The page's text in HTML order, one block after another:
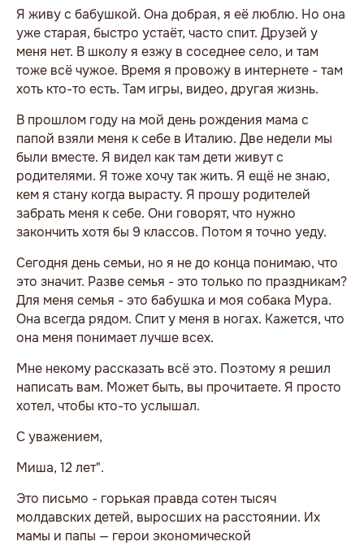
Я живу с бабушкой. Она добрая, я её люблю. Но она
уже старая, быстро устаёт, часто спит. Друзей у
меня нет. В школу я езжу в соседнее село, и там
тоже всё чужое. Время я провожу в интернете - там
хоть кто-то есть. Там игры, видео, другая жизнь.
В прошлом году на мой день рождения мама с
папой взяли меня к себе в Италию. Две недели мы
были вместе. Я видел как там дети живут с
родителями. Я тоже хочу так жить. Я ещё не знаю,
кем я стану когда вырасту. Я прошу родителей
забрать меня к себе. Они говорят, что нужно
закончить хотя бы 9 классов. Потом я точно уеду.
Сегодня день семьи, но я не до конца понимаю, что
это значит. Разве семья - это только по праздникам?
Для меня семья - это бабушка и моя собака Мура.
Она всегда рядом. Спит у меня в ногах. Кажется, что
она меня понимает лучше всех.
Мне некому рассказать всё это. Поэтому я решил
написать вам. Может быть, вы прочитаете. Я просто
хотел, чтобы кто-то услышал.
С уважением,
Миша, 12 лет".
Это письмо - горькая правда сотен тысяч
молдавских детей, выросших на расстоянии. Их
мамы и папы — герои экономической